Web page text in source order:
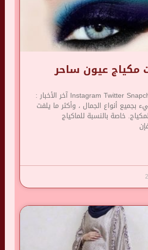
مكياج عيون ساحر
Instagram Twitter Snapchat Youtube آخر الأخبار :
بجميع أنواع الجمال ، وأكثر ما يلفت
خاصة بالنسبة للماكياج